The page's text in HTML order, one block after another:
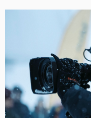
Denmark
Finland
France